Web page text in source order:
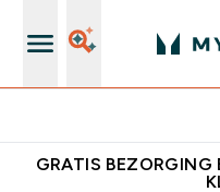
GRATIS BEZORGING